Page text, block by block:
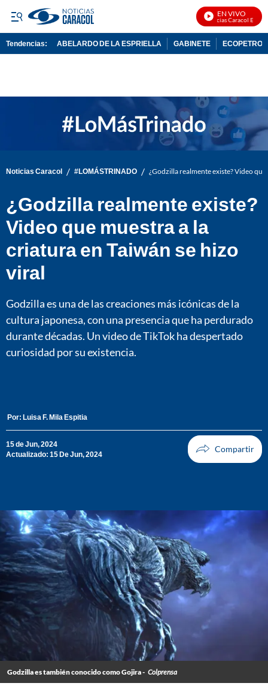
EN VIVO
Noticias Caracol En Vivo
Tendencias: ABELARDO DE LA ESPRIELLA GABINETE ECOPETROL
Noticias Caracol / #LOMÁSTRINADO / ¿Godzilla realmente existe? Video
¿Godzilla realmente existe?
Video que muestra a la
criatura en Taiwán se hizo
viral
Godzilla es una de las creaciones más icónicas de la
cultura japonesa, con una presencia que ha perdurado
durante décadas. Un video de TikTok ha despertado
curiosidad por su existencia.
Por: Luisa F. Mila Espitia
15 de Jun, 2024
Actualizado: 15 De Jun, 2024
Godzilla es también conocido como Gojira - Colprensa